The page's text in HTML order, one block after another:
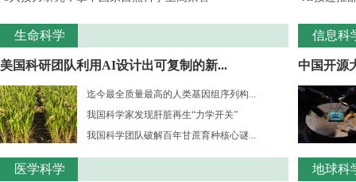
生命科学
美国科研团队利用AI设计出可复制的新...
迄今最全质量最高的人类基因组序列构...
我国科学家发现肝脏再生“力学开关”
我国科学团队破解百年甘蔗育种核心谜...
医学科学
信息科
中国开源
地球科